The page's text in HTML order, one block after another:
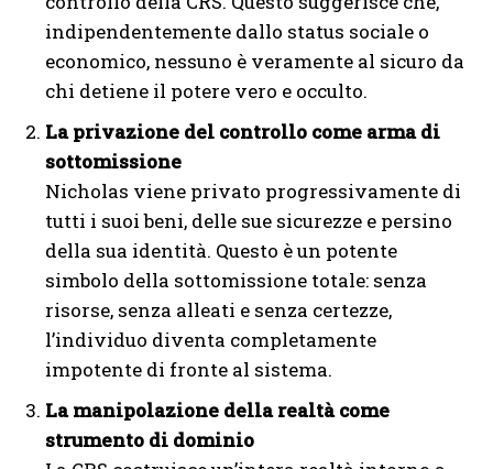
indipendentemente dallo status sociale o
economico, nessuno è veramente al sicuro da
chi detiene il potere vero e occulto.
La privazione del controllo come arma di
sottomissione
Nicholas viene privato progressivamente di
tutti i suoi beni, delle sue sicurezze e persino
della sua identità. Questo è un potente
simbolo della sottomissione totale: senza
risorse, senza alleati e senza certezze,
l’individuo diventa completamente
impotente di fronte al sistema.
La manipolazione della realtà come
strumento di dominio